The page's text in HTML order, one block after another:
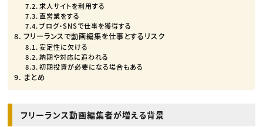
求人サイトを利用する
直営業をする
ブログ・SNSで仕事を獲得する
フリーランスで動画編集を仕事とするリスク
安定性に欠ける
納期や対応に追われる
初期投資が必要になる場合もある
まとめ
フリーランス動画編集者が増える背景